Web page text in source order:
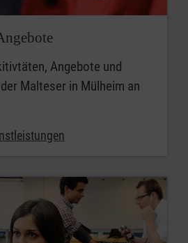
Angebote und
Malteser in Mülheim an